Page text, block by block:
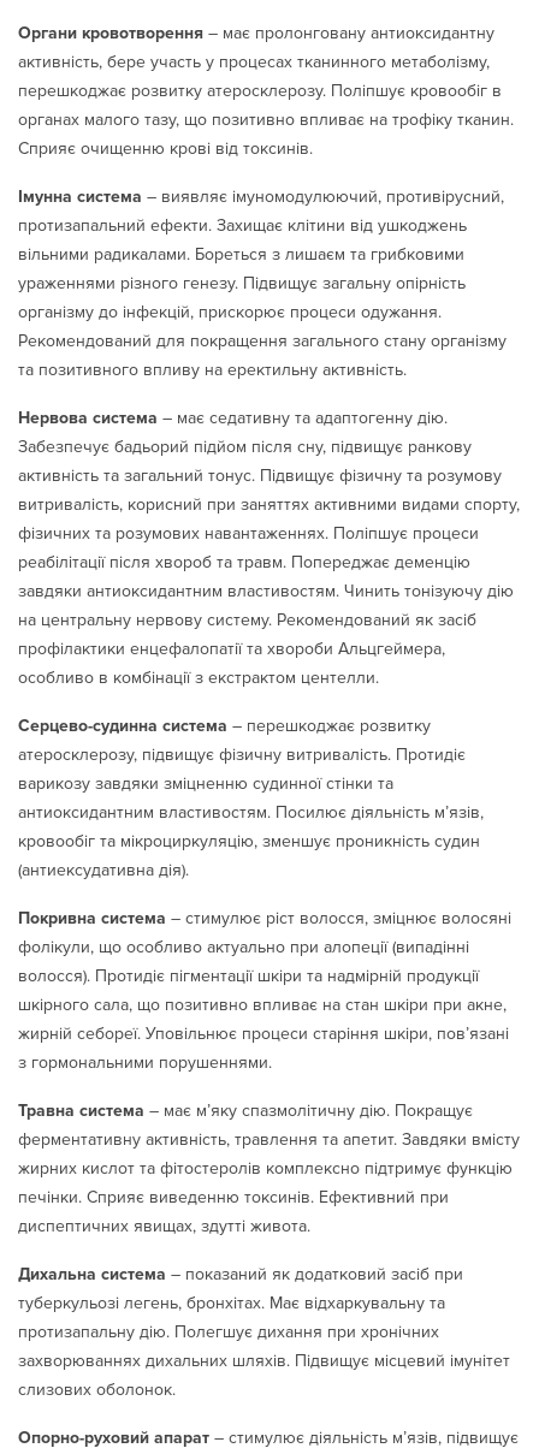
Органи кровотворення – має пролонговану антиоксидантну
активність, бере участь у процесах тканинного метаболізму,
перешкоджає розвитку атеросклерозу. Поліпшує кровообіг в
органах малого тазу, що позитивно впливає на трофіку тканин.
Сприяє очищенню крові від токсинів.
Імунна система – виявляє імуномодулюючий, противірусний,
протизапальний ефекти. Захищає клітини від ушкоджень
вільними радикалами. Бореться з лишаєм та грибковими
ураженнями різного генезу. Підвищує загальну опірність
організму до інфекцій, прискорює процеси одужання.
Рекомендований для покращення загального стану організму
та позитивного впливу на еректильну активність.
Нервова система – має седативну та адаптогенну дію.
Забезпечує бадьорий підйом після сну, підвищує ранкову
активність та загальний тонус. Підвищує фізичну та розумову
витривалість, корисний при заняттях активними видами спорту,
фізичних та розумових навантаженнях. Поліпшує процеси
реабілітації після хвороб та травм. Попереджає деменцію
завдяки антиоксидантним властивостям. Чинить тонізуючу дію
на центральну нервову систему. Рекомендований як засіб
профілактики енцефалопатії та хвороби Альцгеймера,
особливо в комбінації з екстрактом центелли.
Серцево-судинна система – перешкоджає розвитку
атеросклерозу, підвищує фізичну витривалість. Протидіє
варикозу завдяки зміцненню судинної стінки та
антиоксидантним властивостям. Посилює діяльність м’язів,
кровообіг та мікроциркуляцію, зменшує проникність судин
(антиексудативна дія).
Покривна система – стимулює ріст волосся, зміцнює волосяні
фолікули, що особливо актуально при алопеції (випадінні
волосся). Протидіє пігментації шкіри та надмірній продукції
шкірного сала, що позитивно впливає на стан шкіри при акне,
жирній себореї. Уповільнює процеси старіння шкіри, пов’язані
з гормональними порушеннями.
Травна система – має м’яку спазмолітичну дію. Покращує
ферментативну активність, травлення та апетит. Завдяки вмісту
жирних кислот та фітостеролів комплексно підтримує функцію
печінки. Сприяє виведенню токсинів. Ефективний при
диспептичних явищах, здутті живота.
Дихальна система – показаний як додатковий засіб при
туберкульозі легень, бронхітах. Має відхаркувальну та
протизапальну дію. Полегшує дихання при хронічних
захворюваннях дихальних шляхів. Підвищує місцевий імунітет
слизових оболонок.
Опорно-руховий апарат – стимулює діяльність м’язів, підвищує